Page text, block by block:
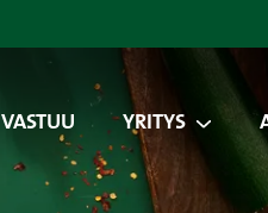
VASTUU YRITYS